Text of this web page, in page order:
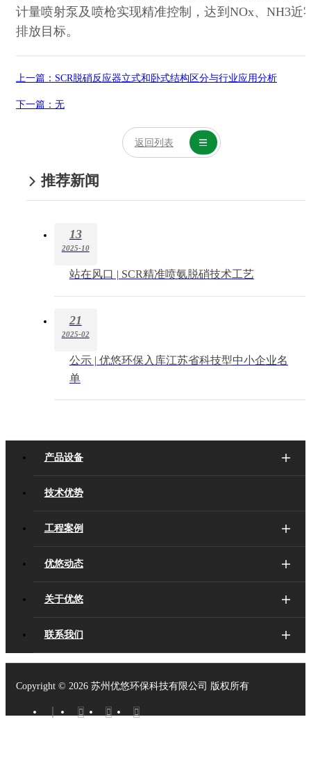
计量喷射泵及喷枪实现精准控制，达到 NOx、 NH3近
排放目标。
上一篇： SCR脱硝反应器立式和卧式结构区分与行业应用分析
下一篇：无
返回列表
推荐新闻
13
2025-10
站在风口 | SCR精准喷氨脱硝技术工艺
21
2025-02
公示 | 优悠环保入库江苏省科技型中小企业名
单
产品设备
技术优势
工程案例
优悠动态
关于优悠
联系我们
Copyright © 2026 苏州优悠环保科技有限公司 版权所有